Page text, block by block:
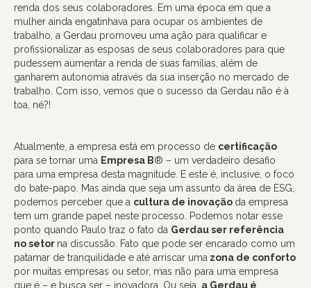
renda dos seus colaboradores. Em uma época em que a
mulher ainda engatinhava para ocupar os ambientes de
trabalho, a Gerdau promoveu uma ação para qualificar e
profissionalizar as esposas de seus colaboradores para que
pudessem aumentar a renda de suas famílias, além de
ganharem autonomia através da sua inserção no mercado de
trabalho. Com isso, vemos que o sucesso da Gerdau não é à
toa, né?!
Atualmente, a empresa está em processo de certificação
para se tornar uma Empresa B® – um verdadeiro desafio
para uma empresa desta magnitude. E este é, inclusive, o foco
do bate-papo. Mas ainda que seja um assunto da área de ESG,
podemos perceber que a cultura de inovação da empresa
tem um grande papel neste processo. Podemos notar esse
ponto quando Paulo traz o fato da Gerdau ser referência
no setor na discussão. Fato que pode ser encarado como um
patamar de tranquilidade e até arriscar uma zona de conforto
por muitas empresas ou setor, mas não para uma empresa
que é – e busca ser – inovadora. Ou seja, a Gerdau é